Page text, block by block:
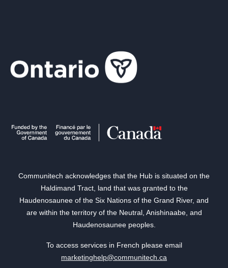
Communitech acknowledges that the Hub is situated on the
Haldimand Tract, land that was granted to the
Haudenosaunee of the Six Nations of the Grand River, and
are within the territory of the Neutral, Anishinaabe, and
Haudenosaunee peoples.
To access services in French please email
marketinghelp@communitech.ca